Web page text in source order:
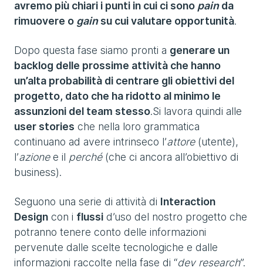
avremo più chiari i punti in cui ci sono painda
rimuovere o gainsu cui valutare opportunità.
Dopo questa fase siamo pronti a generare un
backlog delle prossime attività che hanno
un’alta probabilità di centrare gli obiettivi del
progetto, dato che ha ridotto al minimo le
assunzioni del team stesso.Si lavora quindi alle
user stories che nella loro grammatica
continuano ad avere intrinseco l’attore(utente),
l’azionee il perché(che ci ancora all’obiettivo di
business).
Seguono una serie di attività di Interaction
Design con i flussi d’uso del nostro progetto che
potranno tenere conto delle informazioni
pervenute dalle scelte tecnologiche e dalle
informazioni raccolte nella fase di “dev research”.